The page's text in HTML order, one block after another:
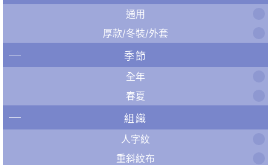
通用
厚款/冬裝/外套
季節
全年
春夏
組織
人字紋
重斜紋布